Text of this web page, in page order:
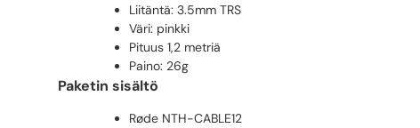
Liitäntä: 3.5mm TRS
Väri: pinkki
Pituus 1,2 metriä
Paino: 26g
Paketin sisältö
Røde NTH-CABLE12